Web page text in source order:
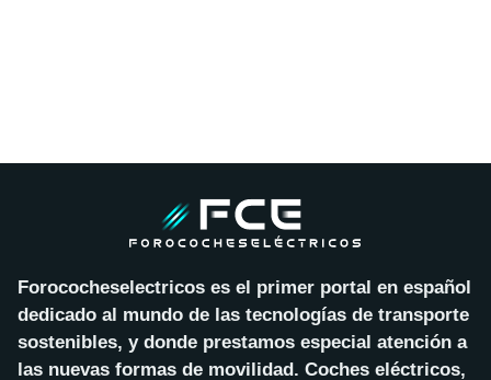
Forococheselectricos es el primer portal en español
dedicado al mundo de las tecnologías de transporte
sostenibles, y donde prestamos especial atención a
las nuevas formas de movilidad. Coches eléctricos,